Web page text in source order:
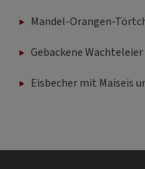
Mandel-Orangen-
Gebackene Wachteleier
Eisbecher mit Maiseis